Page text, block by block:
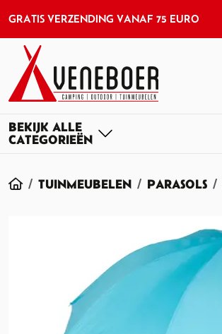
GRATIS VERZENDING VANAF 75 EURO
HOME
TUINMEUBELEN PARASOLS